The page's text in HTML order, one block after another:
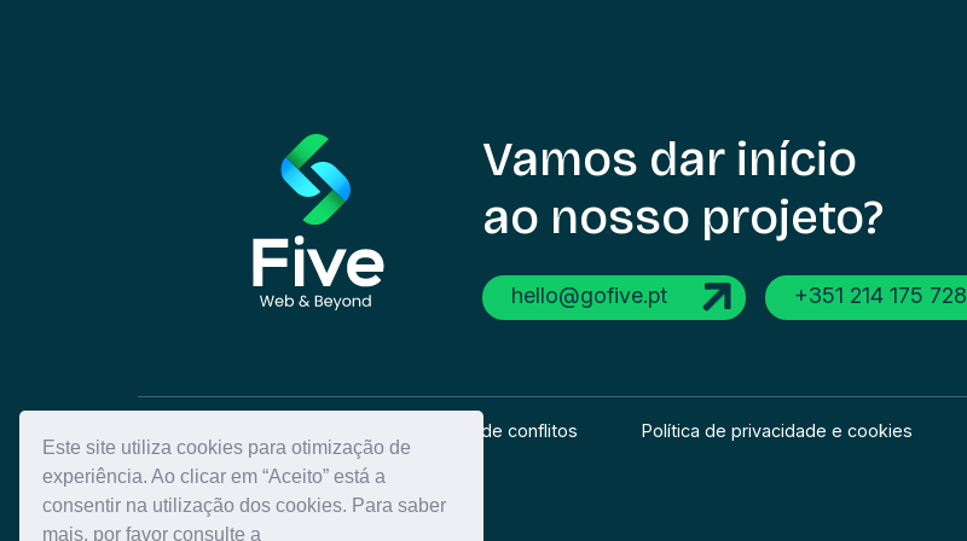
Este site utiliza cookies para otimização de
experiência. Ao clicar em “Aceito” está a
consentir na utilização dos cookies. Para saber
mais, por favor consulte a
Vamos dar início
ao nosso projeto?
hello@gofive.pt +351 214 175 728
Resolução de conflitos Política de privacidade e cookies